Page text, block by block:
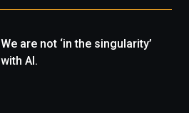
We are not ‘in the singularity’
with AI.